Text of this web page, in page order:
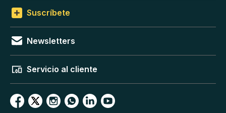
Suscríbete
Newsletters
Servicio al cliente